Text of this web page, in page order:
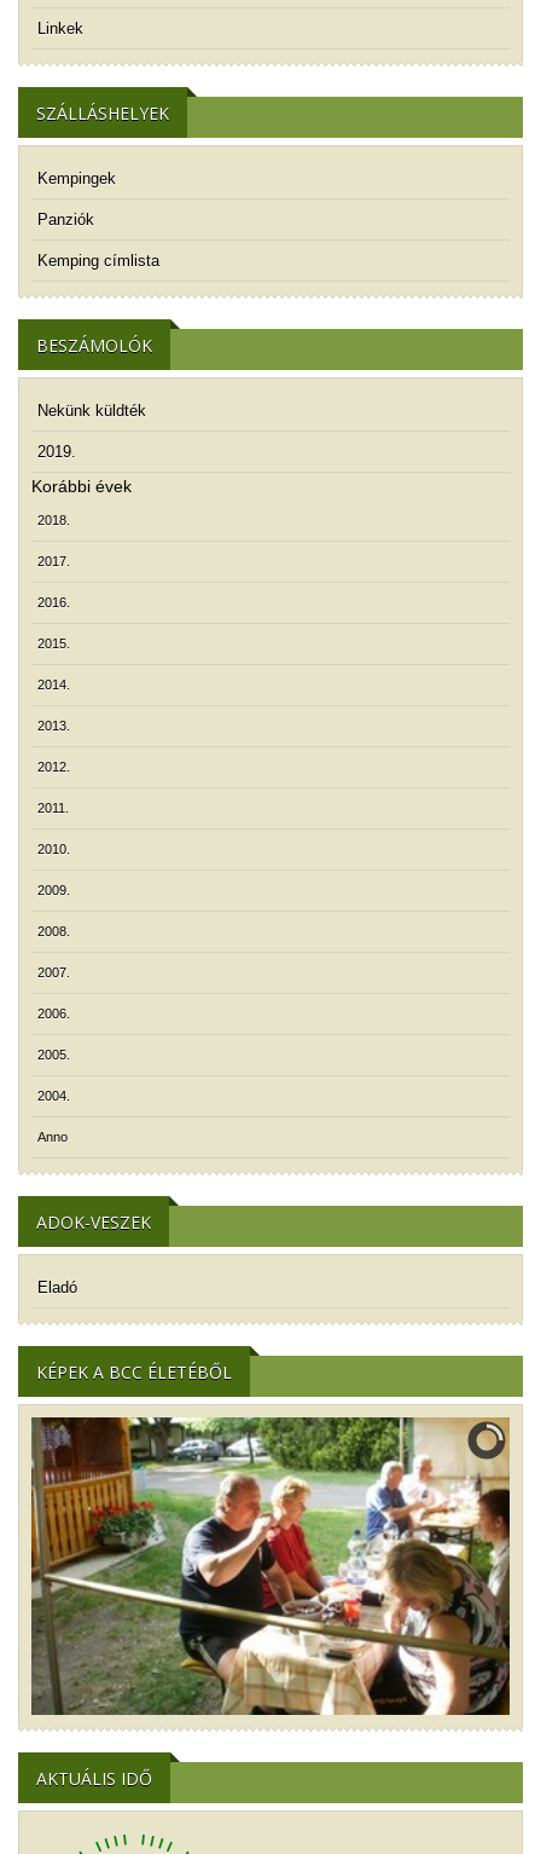
Linkek
SZÁLLÁSHELYEK
Kempingek
Panziók
Kemping címlista
BESZÁMOLÓK
Nekünk küldték
2019.
Korábbi évek
2018.
2017.
2016.
2015.
2014.
2013.
2012.
2011.
2010.
2009.
2008.
2007.
2006.
2005.
2004.
Anno
ADOK-VESZEK
Eladó
KÉPEK A BCC ÉLETÉBŐL
AKTUÁLIS IDŐ